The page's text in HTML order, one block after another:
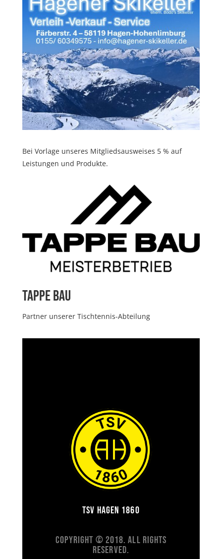
Bei Vorlage unseres Mitgliedsausweises 5 % auf
Leistungen und Produkte.
Tappe Bau
Partner unserer Tischtennis-Abteilung
TSV Hagen 1860
Copyright © 2018. All Rights
Reserved.